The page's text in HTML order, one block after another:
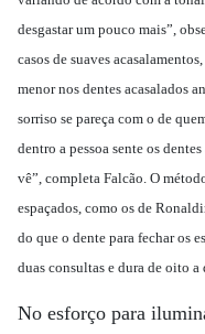
desgastar um pouco mais”,
casos de suaves
menor nos dentes acasalados
sorriso se pareça com o de
dentro a pessoa sente os
vê”, completa Falcão. O
espaçados, como os de
do que o dente para fechar os
duas consultas e dura de oito a
No esforço para